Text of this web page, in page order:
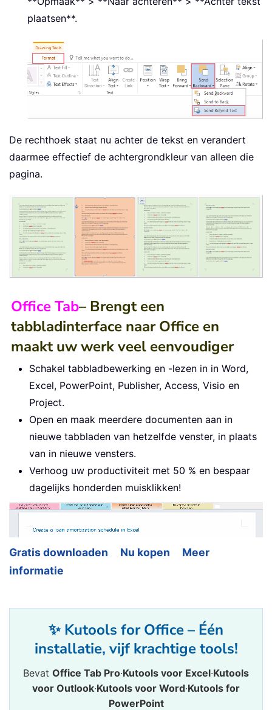
plaatsen**.
De rechthoek staat nu achter de tekst en verandert
daarmee effectief de achtergrondkleur van alleen die
pagina.
Office Tab– Brengt een
tabbladinterface naar Office en
maakt uw werk veel eenvoudiger
Schakel tabbladbewerking en -lezen in in Word,
Excel, PowerPoint, Publisher, Access, Visio en
Project.
Open en maak meerdere documenten aan in
nieuwe tabbladen van hetzelfde venster, in plaats
van in nieuwe vensters.
Verhoog uw productiviteit met 50 % en bespaar
dagelijks honderden muisklikken!
Gratis downloaden Nu kopen
Meer
informatie
✨ Kutools for Office – Één
installatie, vijf krachtige tools!
Bevat Office Tab Pro·Kutools voor Excel·Kutools
voor Outlook·Kutools voor Word·Kutools for
PowerPoint